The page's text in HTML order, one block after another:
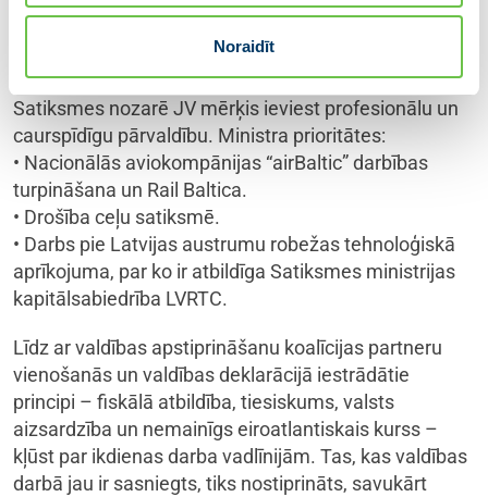
Noraidīt
12% no valdības izdevumiem veselības sistēmas
Satiksmes ministrs Rihards Kozlovskis
Satiksmes nozarē JV mērķis ieviest profesionālu un
caurspīdīgu pārvaldību. Ministra prioritātes:
• Nacionālās aviokompānijas “airBaltic” darbības
turpināšana un Rail Baltica.
• Drošība ceļu satiksmē.
• Darbs pie Latvijas austrumu robežas tehnoloģiskā
aprīkojuma, par ko ir atbildīga Satiksmes ministrijas
kapitālsabiedrība LVRTC.
Līdz ar valdības apstiprināšanu koalīcijas partneru
vienošanās un valdības deklarācijā iestrādātie
principi – fiskālā atbildība, tiesiskums, valsts
aizsardzība un nemainīgs eiroatlantiskais kurss –
kļūst par ikdienas darba vadlīnijām. Tas, kas valdības
darbā jau ir sasniegts, tiks nostiprināts, savukārt